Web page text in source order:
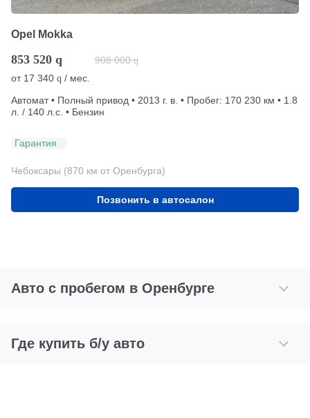
Opel Mokka
853 520 q 908 000 q
от 17 340 q / мес.
Автомат • Полный привод • 2013 г. в. • Пробег: 170 230 км • 1.8
л. / 140 л.с. • Бензин
Гарантия
Чебоксары (870 км от Оренбурга)
Позвонить в автосалон
Авто с пробегом в Оренбурге
Где купить б/у авто